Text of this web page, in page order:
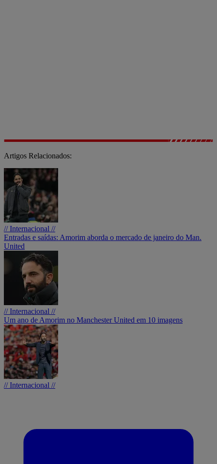
Artigos Relacionados:
// Internacional //
Entradas e saídas: Amorim aborda o mercado de janeiro do Man.
United
// Internacional //
Um ano de Amorim no Manchester United em 10 imagens
// Internacional //